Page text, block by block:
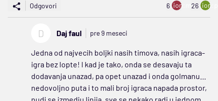
Odgovori 6 ion:minus
26
D Daj faul pre 9 meseci
Jedna od najvecih boljki nasih timova, nasih igraca-
igra bez lopte! I kad je tako, onda se desavaju ta
dodavanja unazad, pa opet unazad i onda golmanu…
nedovoljno puta i to mali broj igraca napada prostor,